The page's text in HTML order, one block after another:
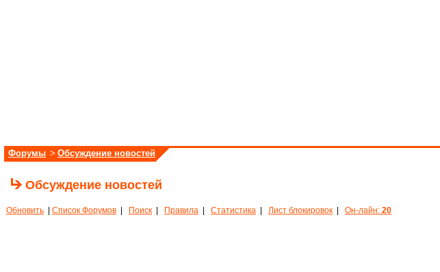
Форумы > Обсуждение новостей
Обсуждение новостей
Обновить Список Форумов Поиск Правила Статистика Лист блокировок Он-лайн: 20